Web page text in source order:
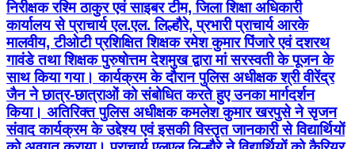
निरीक्षक रश्मि ठाकुर एवं साइबर टीम, जिला शिक्षा अधिकारी
कार्यालय से प्राचार्य एल.एल. लिल्हौरे, प्रभारी प्राचार्य आरके
मालवीय, टीओटी प्रशिक्षित शिक्षक रमेश कुमार पिंजारे एवं दशरथ
गावंडे तथा शिक्षक पुरुषोत्तम देशमुख द्वारा मां सरस्वती के पूजन के
साथ किया गया। कार्यक्रम के दौरान पुलिस अधीक्षक श्री वीरेंद्र
जैन ने छात्र-छात्राओं को संबोधित करते हुए उनका मार्गदर्शन
किया। अतिरिक्त पुलिस अधीक्षक कमलेश कुमार खरपुसे ने सृजन
संवाद कार्यक्रम के उद्देश्य एवं इसकी विस्तृत जानकारी से विद्यार्थियों